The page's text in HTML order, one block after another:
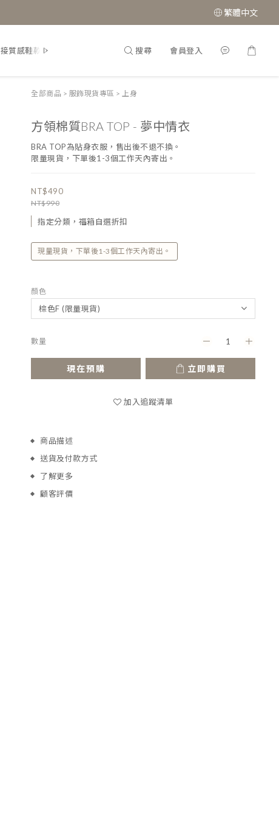
繁體中文
質感鞋款 搜尋 會員登入
全部商品 > 服飾現貨專區 > 上身
方領棉質BRA TOP - 夢中情衣
BRA TOP為貼身衣服，售出後不退不換。
限量現貨，下單後1-3個工作天內寄出。
NT$490
NT$990
指定分類，福箱自選折扣
現量現貨，下單後1-3個工作天內寄出。
顏色
數量
現在預購 立即購買
加入追蹤清單
商品描述
送貨及付款方式
了解更多
顧客評價